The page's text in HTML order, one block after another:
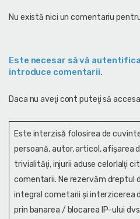
Nu există nici un comentariu
Este necesar să vă
introduce comentarii.
Daca nu aveţi cont puteţi să
Este interzisă folosirea de
persoană, autor, articol, afişarea
trivialităţi, injurii aduse celorlalţi
comentarii. Ne rezervăm dreptul
integral cometarii și interzicerea
prin banarea / blocarea IP-ului dvs.